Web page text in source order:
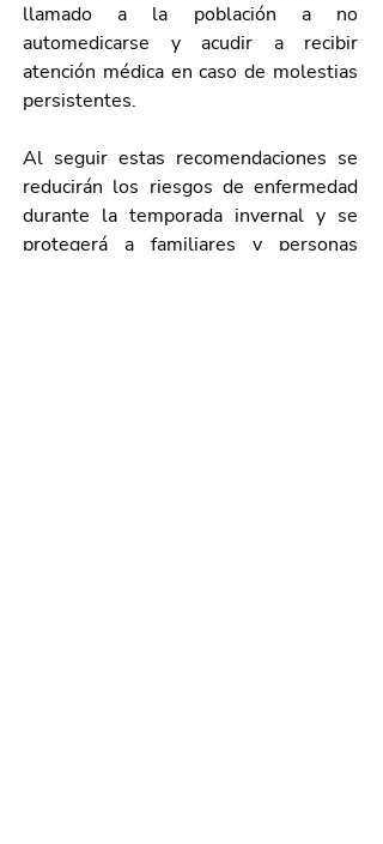
llamado a la población a no
automedicarse y acudir a recibir
atención médica en caso de molestias
persistentes.
Al seguir estas recomendaciones se
reducirán los riesgos de enfermedad
durante la temporada invernal y se
protegerá a familiares y personas